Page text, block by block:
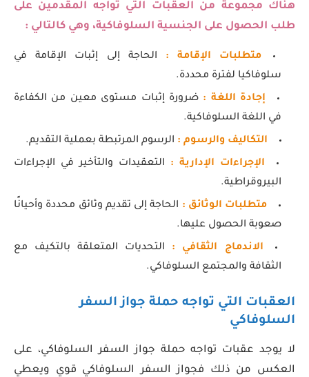
هناك مجموعة من العقبات التي تواجه المقدمين على
طلب الحصول على الجنسية السلوفاكية، وهي كالتالي :
متطلبات الإقامة :
الحاجة إلى إثبات الإقامة في
سلوفاكيا لفترة محددة.
إجادة اللغة : ضرورة إثبات مستوى معين من الكفاءة
في اللغة السلوفاكية.
التكاليف والرسوم : الرسوم المرتبطة بعملية التقديم.
الإجراءات الإدارية : التعقيدات والتأخير في الإجراءات
البيروقراطية.
متطلبات الوثائق : الحاجة إلى تقديم وثائق محددة وأحيانًا
صعوبة الحصول عليها.
الاندماج الثقافي :
التحديات المتعلقة بالتكيف مع
الثقافة والمجتمع السلوفاكي.
العقبات التي تواجه حملة جواز السفر
السلوفاكي
لا يوجد عقبات تواجه حملة جواز السفر السلوفاكي، على
العكس من ذلك فجواز السفر السلوفاكي قوي ويعطي